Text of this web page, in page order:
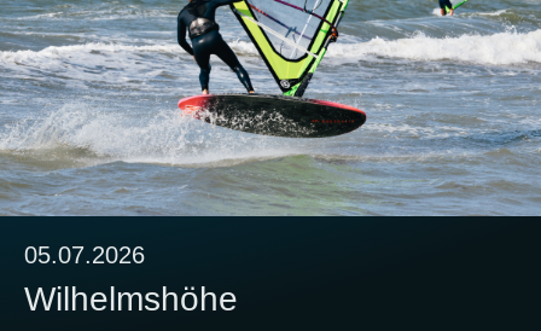
05.07.2026
Wilhelmshöhe